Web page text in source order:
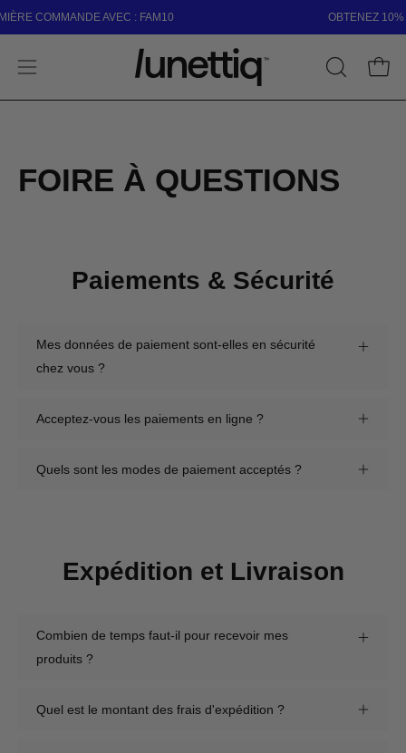
Aller
au
COMMANDE AVEC : FAM10 OBTENEZ 10%
Ouvrir
le
navigation
OUVRIR
LA
FOIRE À QUESTIONS
Paiements & Sécurité
Mes données de paiement sont-elles en sécurité
chez vous ?
Acceptez-vous les paiements en ligne ?
Quels sont les modes de paiement acceptés ?
Expédition et Livraison
Combien de temps faut-il pour recevoir mes
produits ?
Quel est le montant des frais d'expédition ?